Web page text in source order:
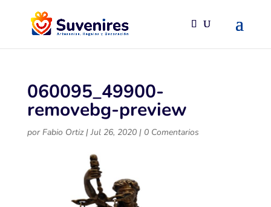
060095_49900-
removebg-preview
porFabio Ortiz|Jul 26, 2020| 0 Comentarios